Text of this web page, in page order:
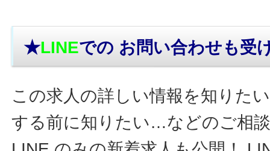
★LINEでの お問い合わせも受
この求人の詳しい情報を知りた
する前に知りたい…などのご相